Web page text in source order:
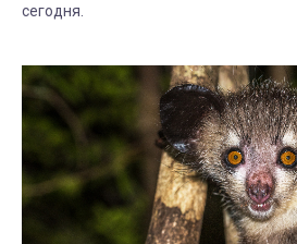
сегодня.